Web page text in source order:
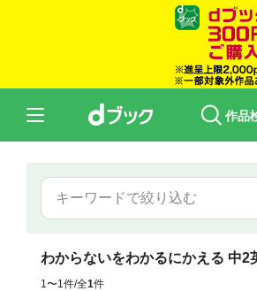
作品
わからないをわかるにかえる 中2
1〜1件/全1件